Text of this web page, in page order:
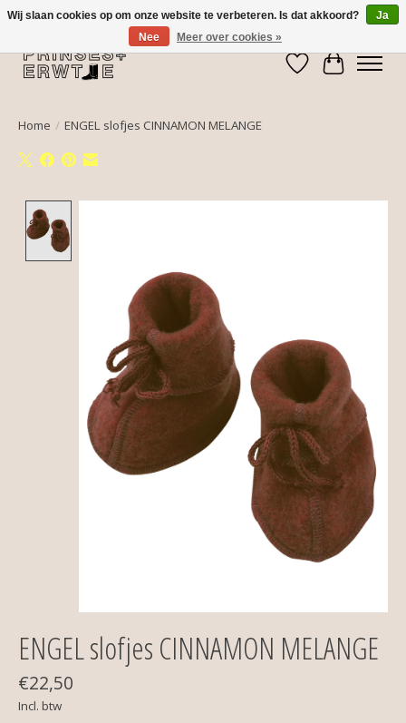
Verlanglijst
Home / ENGEL slofjes CINNAMON MELANGE
ENGEL slofjes CINNAMON MELANGE
€22,50
Incl. btw
Wij slaan cookies op om onze website te verbeteren. Is dat akkoord?
Ja
Nee
Meer over cookies »